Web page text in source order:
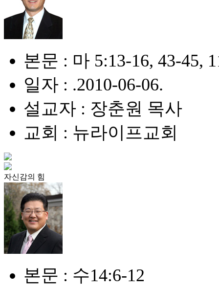
본문 : 마 5:13-16, 43-45,
일자 : .2010-06-06.
설교자 : 장춘원 목사
교회 : 뉴라이프교회
자신감의 힘
본문 : 수14:6-12